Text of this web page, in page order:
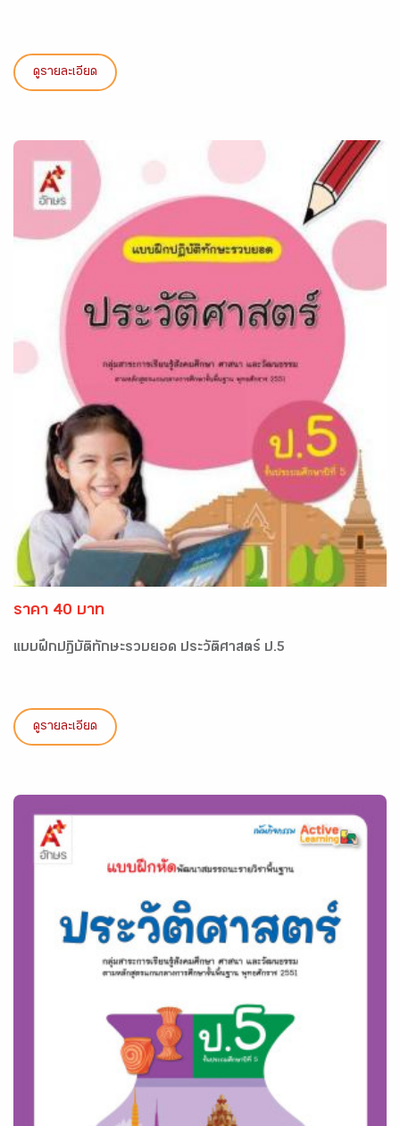
ดูรายละเอียด
ราคา 40 บาท
แบบฝึกปฏิบัติทักษะรวบยอด ประวัติศาสตร์ ป.5
ดูรายละเอียด